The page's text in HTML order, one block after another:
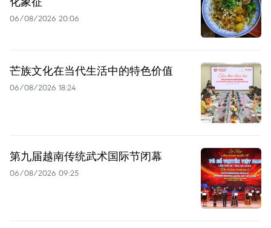
06/08/2026 20:06
芒族文化在当代生活中的特色价值
06/08/2026 18:24
第九届越南传统武术国际节闭幕
06/08/2026 09:25